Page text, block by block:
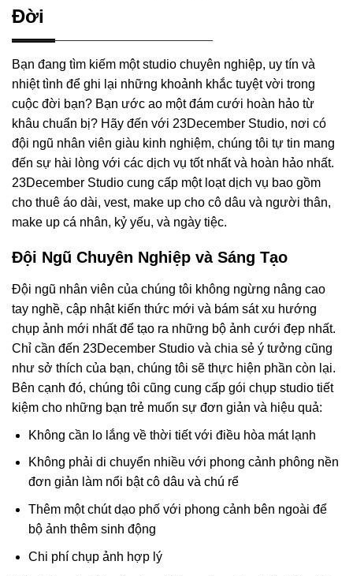
Đời
Bạn đang tìm kiếm một studio chuyên nghiệp, uy tín và
nhiệt tình để ghi lại những khoảnh khắc tuyệt vời trong
cuộc đời bạn? Bạn ước ao một đám cưới hoàn hảo từ
khâu chuẩn bị? Hãy đến với 23December Studio, nơi có
đội ngũ nhân viên giàu kinh nghiệm, chúng tôi tự tin mang
đến sự hài lòng với các dịch vụ tốt nhất và hoàn hảo nhất.
23December Studio cung cấp một loạt dịch vụ bao gồm
cho thuê áo dài, vest, make up cho cô dâu và người thân,
make up cá nhân, kỷ yếu, và ngày tiệc.
Đội Ngũ Chuyên Nghiệp và Sáng Tạo
Đội ngũ nhân viên của chúng tôi không ngừng nâng cao
tay nghề, cập nhật kiến thức mới và bám sát xu hướng
chụp ảnh mới nhất để tạo ra những bộ ảnh cưới đẹp nhất.
Chỉ cần đến 23December Studio và chia sẻ ý tưởng cũng
như sở thích của bạn, chúng tôi sẽ thực hiện phần còn lại.
Bên cạnh đó, chúng tôi cũng cung cấp gói chụp studio tiết
kiệm cho những bạn trẻ muốn sự đơn giản và hiệu quả:
Không cần lo lắng về thời tiết với điều hòa mát lạnh
Không phải di chuyển nhiều với phong cảnh phông nền
đơn giản làm nổi bật cô dâu và chú rể
Thêm một chút dạo phố với phong cảnh bên ngoài để
bộ ảnh thêm sinh động
Chi phí chụp ảnh hợp lý